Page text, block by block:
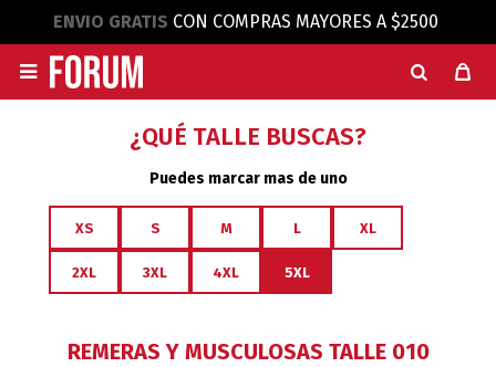
ENVIO GRATIS CON COMPRAS MAYORES A $2500

¿QUÉ TALLE BUSCAS?
Puedes marcar mas de uno
XS S M L XL
2XL 3XL 4XL 5XL
REMERAS Y MUSCULOSAS TALLE 010